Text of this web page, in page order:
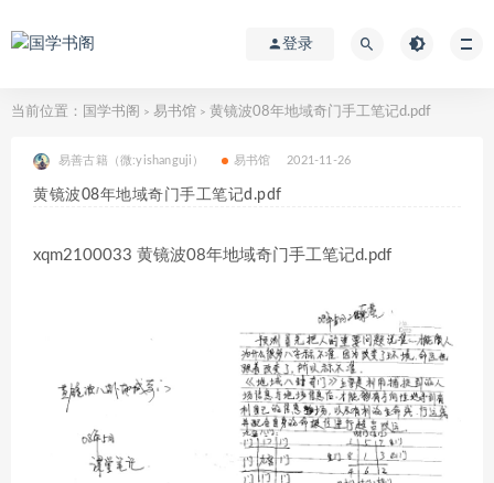
登录
当前位置： 国学书阁 > 易书馆 > 黄镜波08年地域奇门手工笔记d.pdf
易善古籍（微:yishanguji） 易书馆 2021-11-26
黄镜波08年地域奇门手工笔记d.pdf
xqm2100033 黄镜波08年地域奇门手工笔记d.pdf